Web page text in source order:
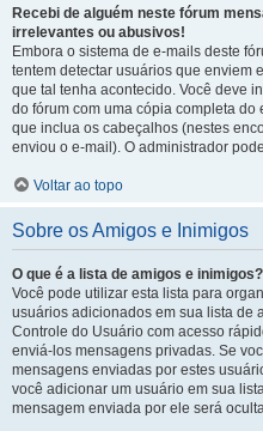
Recebi de alguém neste fórum
irrelevantes ou abusivos!
Embora o sistema de e-mails deste
tentem detectar usuários que enviem
que tal tenha acontecido. Você deve
do fórum com uma cópia completa
que inclua os cabeçalhos (nestes
enviou o e-mail). O administrador
Voltar ao topo
Sobre os Amigos e Inimigos
O que é a lista de amigos e inimigos?
Você pode utilizar esta lista para
usuários adicionados em sua lista de
Controle do Usuário com acesso
enviá-los mensagens privadas. Se
mensagens enviadas por estes
você adicionar um usuário em sua
mensagem enviada por ele será